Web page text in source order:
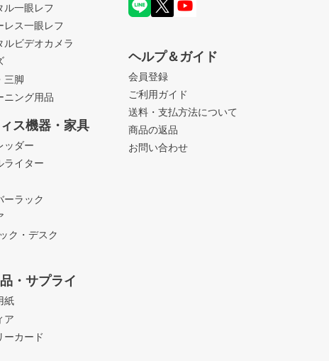
ル一眼レフ
レス一眼レフ
ルビデオカメラ
三脚
ニング用品
ス機器・家具
ッダー
ライター
ーラック
ク・デスク
・サプライ
紙
ア
ーカード
ヘルプ＆ガイド
会員登録
ご利用ガイド
送料・支払方法について
商品の返品
お問い合わせ